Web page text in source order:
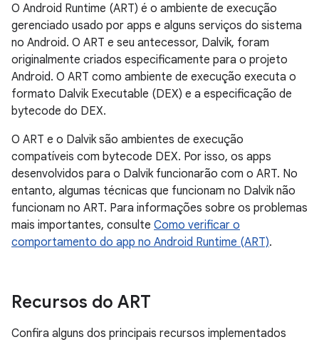
O Android Runtime (ART) é o ambiente de execução
gerenciado usado por apps e alguns serviços do sistema
no Android. O ART e seu antecessor, Dalvik, foram
originalmente criados especificamente para o projeto
Android. O ART como ambiente de execução executa o
formato Dalvik Executable (DEX) e a especificação de
bytecode do DEX.
O ART e o Dalvik são ambientes de execução
compatíveis com bytecode DEX. Por isso, os apps
desenvolvidos para o Dalvik funcionarão com o ART. No
entanto, algumas técnicas que funcionam no Dalvik não
funcionam no ART. Para informações sobre os problemas
mais importantes, consulte Como verificar o
comportamento do app no Android Runtime (ART).
Recursos do ART
Confira alguns dos principais recursos implementados